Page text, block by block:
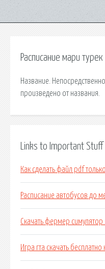
Расписание мари турек
Название.
произведено от названия.
Links to Important Stuff
Как сделать файл pdf
Расписание автобусов до
Скачать фермер
Игра гта скачать